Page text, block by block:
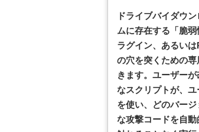
ドライブバイダウ
ムに存在する「脆
ラグイン、あるい
の穴を突くための
きます。ユーザー
なスクリプトが、
を使い、どのバー
な攻撃コードを自